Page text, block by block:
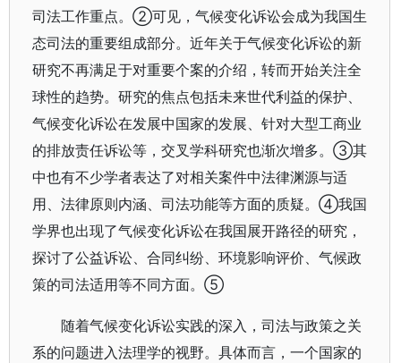
司法工作重点。②可见，气候变化诉讼会成为我国生
态司法的重要组成部分。近年关于气候变化诉讼的新
研究不再满足于对重要个案的介绍，转而开始关注全
球性的趋势。研究的焦点包括未来世代利益的保护、
气候变化诉讼在发展中国家的发展、针对大型工商业
的排放责任诉讼等，交叉学科研究也渐次增多。③其
中也有不少学者表达了对相关案件中法律渊源与适
用、法律原则内涵、司法功能等方面的质疑。④我国
学界也出现了气候变化诉讼在我国展开路径的研究，
探讨了公益诉讼、合同纠纷、环境影响评价、气候政
策的司法适用等不同方面。⑤
随着气候变化诉讼实践的深入，司法与政策之关
系的问题进入法理学的视野。具体而言，一个国家的